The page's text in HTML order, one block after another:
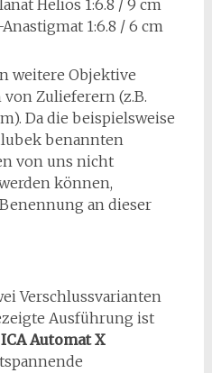
Helios 1:6.8 / 9 cm
1:6.8 / 6 cm
weitere Objektive
Zulieferern (z.B.
Da die beispielsweise
benannten
von uns nicht
können,
an dieser
Verschlussvarianten
Ausführung ist
ICA Automat X